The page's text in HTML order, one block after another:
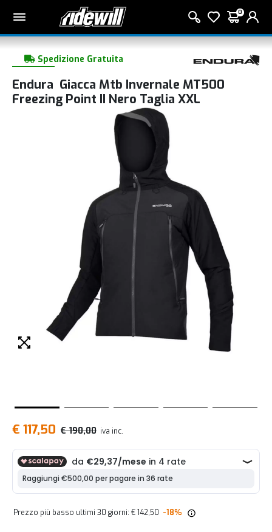
0
Spedizione Gratuita
Endura Giacca Mtb Invernale MT500
Freezing Point II Nero Taglia XXL
€ 117,50 € 190,00 iva inc.
Prezzo più basso ultimi 30 giorni: € 142,50 -18%